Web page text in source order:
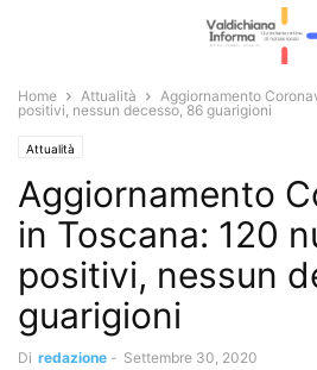
Home Attualità
Aggiornamento
positivi, nessun decesso, 86 guarigioni
Attualità
Aggiornamento
in Toscana: 120
positivi, nessun
guarigioni
Di redazione - Settembre 30, 2020